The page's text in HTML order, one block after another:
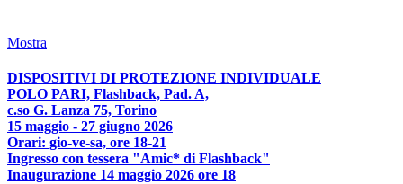
Mostra
DISPOSITIVI DI PROTEZIONE INDIVIDUALE
POLO PARI, Flashback, Pad. A,
c.so G. Lanza 75, Torino
15 maggio - 27 giugno 2026
Orari: gio-ve-sa, ore 18-21
Ingresso con tessera "Amic* di Flashback"
Inaugurazione 14 maggio 2026 ore 18